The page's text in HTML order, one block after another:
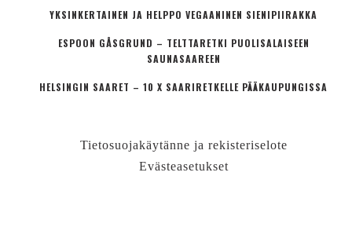
YKSINKERTAINEN JA HELPPO VEGAANINEN SIENIPIIRAKKA
ESPOON GÅSGRUND – TELTTARETKI PUOLISALAISEEN
SAUNASAAREEN
HELSINGIN SAARET – 10 X SAARIRETKELLE PÄÄKAUPUNGISSA
Tietosuojakäytänne ja rekisteriselote
Evästeasetukset